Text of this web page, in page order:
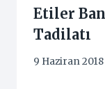
Etiler
Tadilatı
9 Haziran 2018